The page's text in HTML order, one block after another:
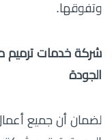
وتفوقها.
شركة خدمات ترميم
الجودة
لضمان أن جميع